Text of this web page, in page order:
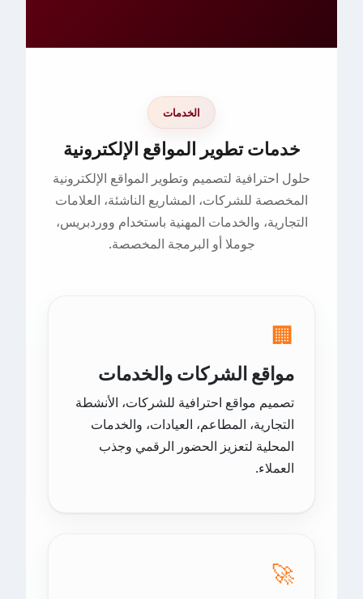
الخدمات
خدمات تطوير المواقع الإلكترونية
حلول احترافية لتصميم وتطوير المواقع الإلكترونية
المخصصة للشركات، المشاريع الناشئة، العلامات
التجارية، والخدمات المهنية باستخدام ووردبريس،
جوملا أو البرمجة المخصصة.
🏢
مواقع الشركات والخدمات
تصميم مواقع احترافية للشركات، الأنشطة
التجارية، المطاعم، العيادات، والخدمات
المحلية لتعزيز الحضور الرقمي وجذب
العملاء.
🚀